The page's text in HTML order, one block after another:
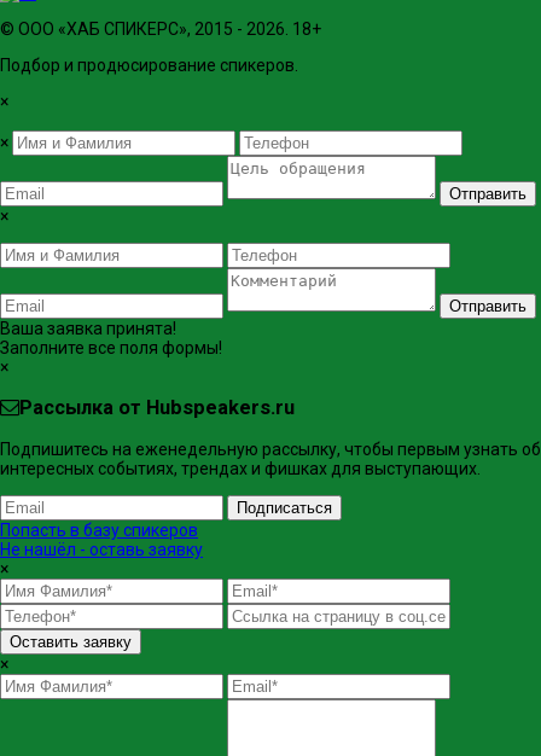
© ООО «ХАБ СПИКЕРС», 2015 - 2026. 18+
Подбор и продюсирование спикеров.
×
×
Отправить
×
Отправить
Ваша заявка принята!
Заполните все поля формы!
×
Рассылка от Hubspeakers.ru
Подпишитесь на еженедельную рассылку, чтобы первым узнать об
интересных событиях, трендах и фишках ​для выступающих.
Подписаться
Попасть в базу спикеров
Не нашёл - оставь заявку
×
Оставить заявку
×